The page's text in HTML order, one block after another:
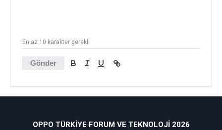
Gönder
En az 10 karakter gerekli
OPPO TÜRKIYE FORUM VE TEKNOLOJI 2026